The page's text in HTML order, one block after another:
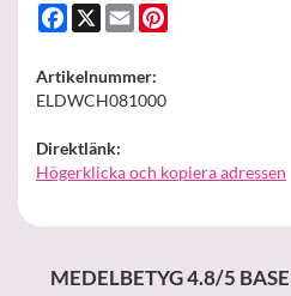
Facebook
X Email
Artikelnummer:
ELDWCH081000
Direktlänk:
Högerklicka och kopiera adressen
MEDELBETYG4.8/5